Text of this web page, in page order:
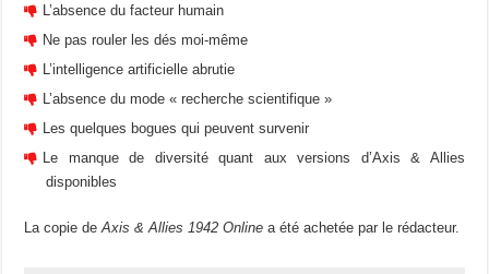
L’absence du facteur humain
Ne pas rouler les dés moi-même
L’intelligence artificielle abrutie
L’absence du mode « recherche scientifique »
Les quelques bogues qui peuvent survenir
Le manque de diversité quant aux versions d’Axis & Allies
disponibles
La copie de Axis & Allies 1942 Onlinea été achetée par le rédacteur.